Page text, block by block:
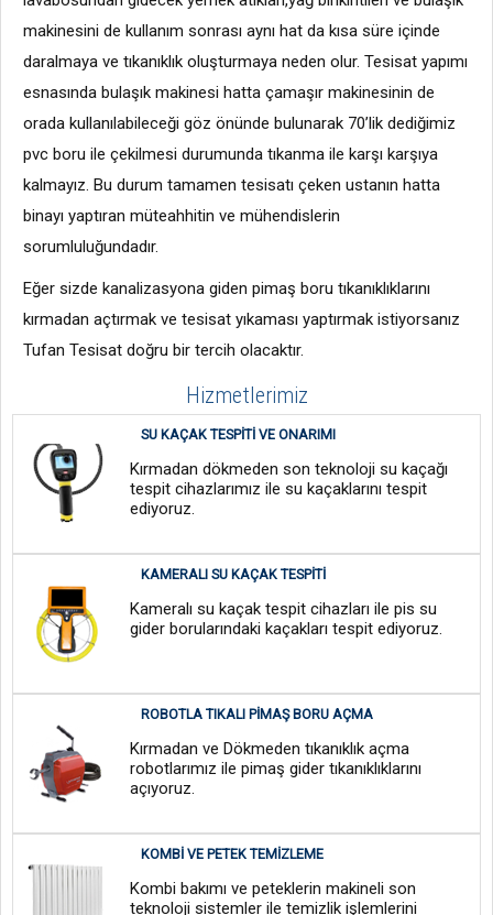
makinesini de kullanım sonrası aynı hat da kısa süre içinde
daralmaya ve tıkanıklık oluşturmaya neden olur. Tesisat yapımı
esnasında bulaşık makinesi hatta çamaşır makinesinin de
orada kullanılabileceği göz önünde bulunarak 70’lik dediğimiz
pvc boru ile çekilmesi durumunda tıkanma ile karşı karşıya
kalmayız. Bu durum tamamen tesisatı çeken ustanın hatta
binayı yaptıran müteahhitin ve mühendislerin
sorumluluğundadır.
Eğer sizde kanalizasyona giden pimaş boru tıkanıklıklarını
kırmadan açtırmak ve tesisat yıkaması yaptırmak istiyorsanız
Tufan Tesisat doğru bir tercih olacaktır.
Hizmetlerimiz
SU KAÇAK TESPITI VE ONARIMI
Kırmadan dökmeden son teknoloji su kaçağı
tespit cihazlarımız ile su kaçaklarını tespit
ediyoruz.
KAMERALI SU KAÇAK TESPITI
Kameralı su kaçak tespit cihazları ile pis su
gider borularındaki kaçakları tespit ediyoruz.
ROBOTLA TIKALI PIMAŞ BORU AÇMA
Kırmadan ve Dökmeden tıkanıklık açma
robotlarımız ile pimaş gider tıkanıklıklarını
açıyoruz.
KOMBI VE PETEK TEMIZLEME
Kombi bakımı ve peteklerin makineli son
teknoloji sistemler ile temizlik işlemlerini